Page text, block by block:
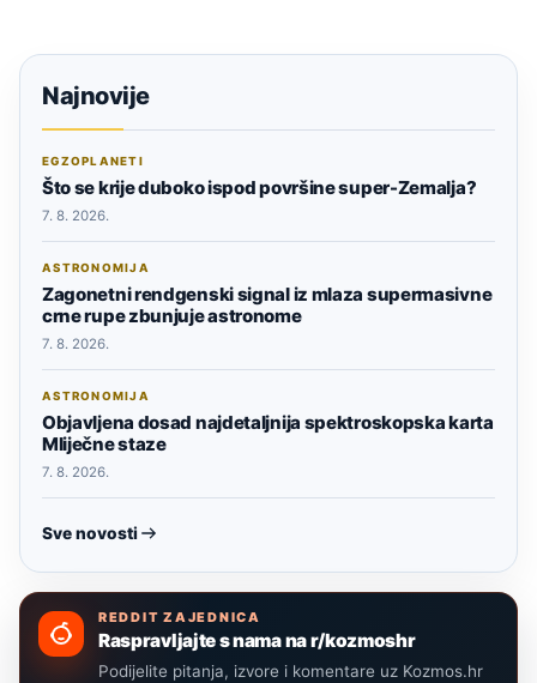
Najnovije
EGZOPLANETI
Što se krije duboko ispod površine super-Zemalja?
7. 8. 2026.
ASTRONOMIJA
Zagonetni rendgenski signal iz mlaza supermasivne
crne rupe zbunjuje astronome
7. 8. 2026.
ASTRONOMIJA
Objavljena dosad najdetaljnija spektroskopska karta
Mliječne staze
7. 8. 2026.
Sve novosti
REDDIT ZAJEDNICA
Raspravljajte s nama na r/kozmoshr
Podijelite pitanja, izvore i komentare uz Kozmos.hr